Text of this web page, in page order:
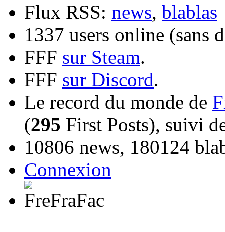
Flux RSS: news, blablas
1337 users online (sans
FFF sur Steam.
FFF sur Discord.
Le record du monde de
(295 First Posts), suivi
10806 news, 180124
Connexion